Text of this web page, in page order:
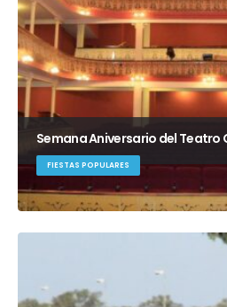
Semana Aniversario del
FIESTAS POPULARES